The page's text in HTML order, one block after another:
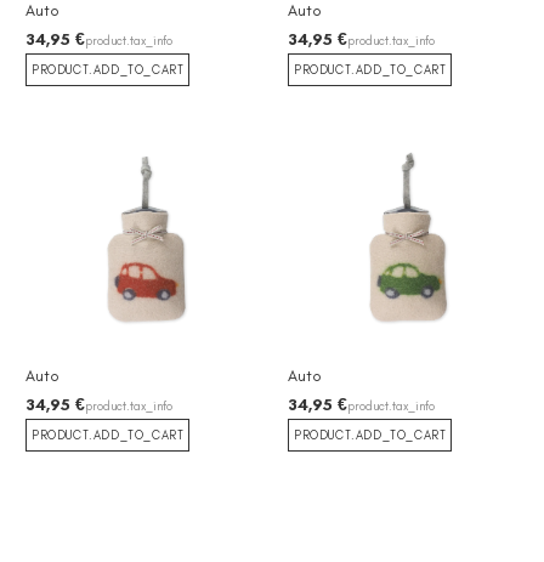
Auto
34,95 €product.tax_info
PRODUCT.ADD_TO_CART
Auto
34,95 €product.tax_info
PRODUCT.ADD_TO_CART
Auto
34,95 €product.tax_info
PRODUCT.ADD_TO_CART
Auto
34,95 €product.tax_info
PRODUCT.ADD_TO_CART